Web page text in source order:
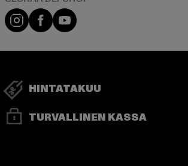
Visit our Instagram page:
Visit our Facebook page:
Visit our YouTube channel:
HINTATAKUU
TURVALLINEN KASSA